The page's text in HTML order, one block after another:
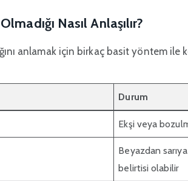
Nasıl Anlaşılır?
anlamak için birkaç basit yöntem
Durum
Ekşi veya
Beyazdan
belirtisi olabilir